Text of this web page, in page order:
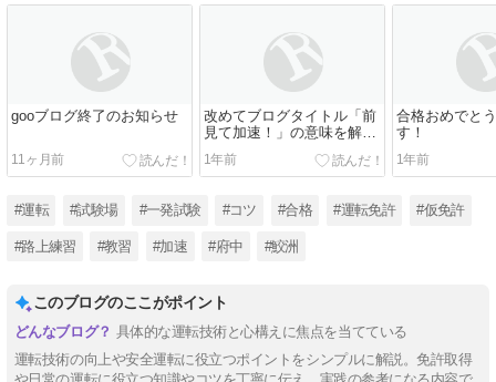
gooブログ終了のお知らせ
11ヶ月前
改めてブログタイトル「前
見て加速！」の意味を解説
します
1年前
合格おめでと
す！
1年前
#運転 #試験場 #一発試験 #コツ #合格 #運転免許 #仮免許
#路上練習 #教習 #加速 #府中 #鮫洲
このブログのここがポイント
具体的な運転技術と心構えに焦点を当てている
運転技術の向上や安全運転に役立つポイントをシンプルに解説。免許取得